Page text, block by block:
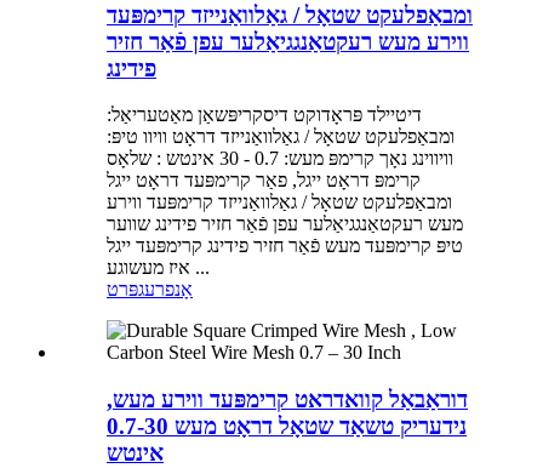
ומבאַפלעקט שטאָל / גאַלוואַנייזד קרימפּעד
ווירע מעש רעקטאַנגגיאַלער עפן פֿאַר חזיר
פידינג
דיטיילד פּראָדוקט דיסקריפּשאַן מאַטעריאַל:
ומבאַפלעקט שטאָל / גאַלוואַנייזד דראָט וויוו טיפּ:
וויווינג נאָך קרימפּ מעש: 0.7 - 30 אינטש : שלאָס
קרימפּ דראָט ייגל, פאַר קרימפּעד דראָט ייגל
ומבאַפלעקט שטאָל / גאַלוואַנייזד קרימפּעד ווירע
מעש רעקטאַנגגיאַלער עפן פֿאַר חזיר פידינג שווער
טיפּ קרימפּעד מעש פֿאַר חזיר פידינג קרימפּעד ייגל
איז מעשוגע ...
אָנפרעגפּרט
דוראַבאַל קוואדראט קרימפּעד ווירע מעש,
נידעריק טשאַד שטאָל דראָט מעש 0.7-30
אינטש